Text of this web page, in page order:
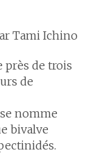
Tami Ichino
près de trois
de
nomme
bivalve